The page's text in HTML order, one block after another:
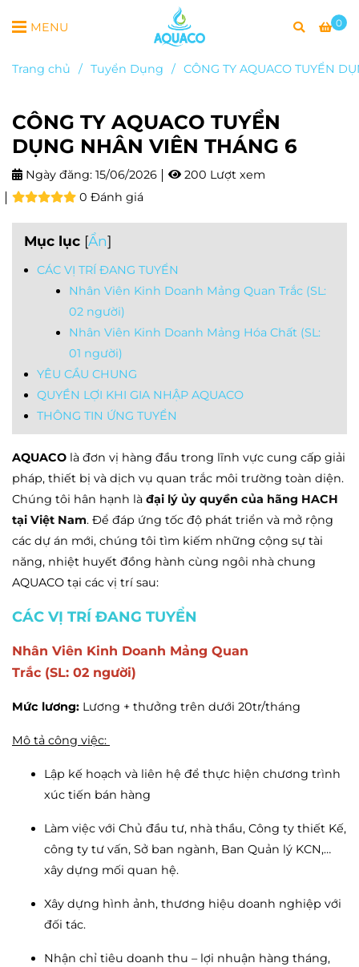
0
MENU
Trang chủ / Tuyển Dụng / CÔNG TY AQUACO TUYỂN
CÔNG TY AQUACO TUYỂN
DỤNG NHÂN VIÊN THÁNG 6
Ngày đăng: 15/06/2026
200 Lượt xem
0 Đánh giá
Mục lục [Ẩn]
CÁC VỊ TRÍ ĐANG TUYỂN
Nhân Viên Kinh Doanh Mảng Quan Trắc (SL:
02 người)
Nhân Viên Kinh Doanh Mảng Hóa Chất (SL:
01 người)
YÊU CẦU CHUNG
QUYỀN LỢI KHI GIA NHẬP AQUACO
THÔNG TIN ỨNG TUYỂN
AQUACO là đơn vị hàng đầu trong lĩnh vực cung cấp giải
pháp, thiết bị và dịch vụ quan trắc môi trường toàn diện.
Chúng tôi hân hạnh là đại lý ủy quyền của hãng HACH
tại Việt Nam. Để đáp ứng tốc độ phát triển và mở rộng
các dự án mới, chúng tôi tìm kiếm những cộng sự tài
năng, nhiệt huyết đồng hành cùng ngôi nhà chung
AQUACO tại các vị trí sau:
CÁC VỊ TRÍ ĐANG TUYỂN
Nhân Viên Kinh Doanh Mảng Quan
Trắc (SL: 02 người)
Mức lương: Lương + thưởng trên dưới 20tr/tháng
Mô tả công việc:
Lập kế hoạch và liên hệ để thực hiện chương trình
xúc tiến bán hàng
Làm việc với Chủ đầu tư, nhà thầu, Công ty thiết Kế,
công ty tư vấn, Sở ban ngành, Ban Quản lý KCN,…
xây dựng mối quan hệ.
Xây dựng hình ảnh, thương hiệu doanh nghiệp với
đối tác.
Nhận chỉ tiêu doanh thu – lợi nhuận hàng tháng,